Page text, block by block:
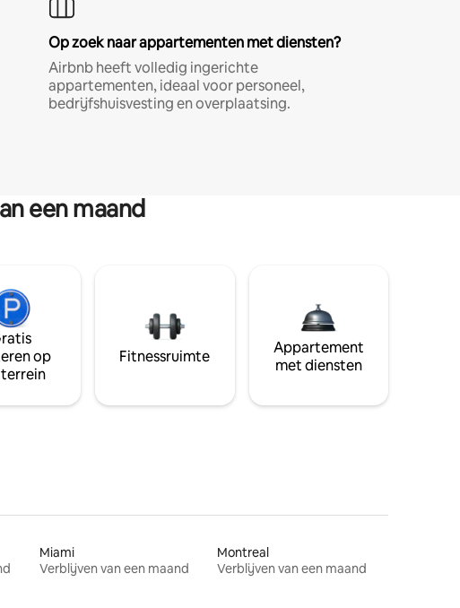
Op zoek naar appartementen met diensten?
Airbnb heeft volledig ingerichte
appartementen, ideaal voor personeel,
bedrijfshuisvesting en overplaatsing.
een maand
op
Fitnessruimte
Appartement
met diensten
Miami
Verblijven van een maand
Montreal
Verblijven van een maand